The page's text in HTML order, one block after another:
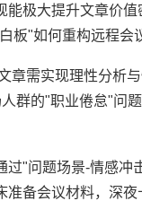
极大提升文章价
板"如何重构远程会
章需实现理性分析
群的"职业倦怠"问
"问题场景-情感
备会议材料，深